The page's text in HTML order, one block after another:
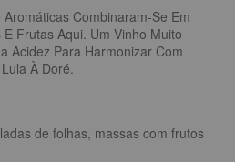
Combinaram-Se Em
Frutas Aqui. Um Vinho Muito
Acidez Para Harmonizar Com
À Doré.
de folhas, massas com frutos